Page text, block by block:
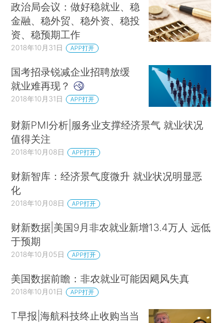
政治局会议：做好稳就业、稳
金融、稳外贸、稳外资、稳投
资、稳预期工作
2018年10月31日 APP打开
国考招录锐减企业招聘放缓
就业难再现？
2018年10月31日 APP打开
财新PMI分析|服务业支撑经济景气 就业状况
值得关注
2018年10月08日 APP打开
财新智库：经济景气度微升 就业状况明显恶
化
2018年10月08日 APP打开
财新数据|美国9月非农就业新增13.4万人 远低
于预期
2018年10月05日 APP打开
美国数据前瞻：非农就业可能因飓风失真
2018年10月01日 APP打开
T早报|海航科技终止收购当当